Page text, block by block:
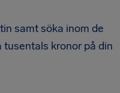
samt söka inom de
kronor på din